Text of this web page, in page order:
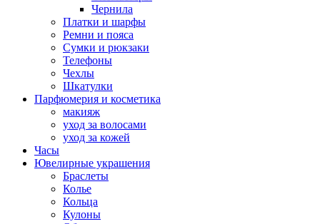
Чернила
Платки и шарфы
Ремни и пояса
Сумки и рюкзаки
Телефоны
Чехлы
Шкатулки
Парфюмерия и косметика
макияж
уход за волосами
уход за кожей
Часы
Ювелирные украшения
Браслеты
Колье
Кольца
Кулоны